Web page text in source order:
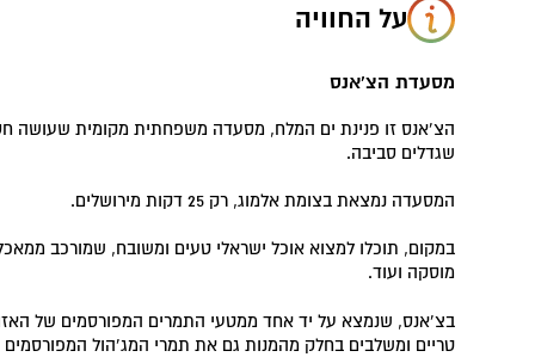
על החוויה
מסעדת הצ'אנס
הצ’אנס זו פנינת ים המלח, מסעדה משפחתית מקומית שעושה
שגדלים סביבה.
המסעדה נמצאת בצומת אלמוג, רק 25 דקות מירושלים.
במקום, תוכלו למצוא אוכל ישראלי טעים ומשובח, שמורכב
מוסקה ועוד.
בצ’אנס, שנמצא על יד אחד ממטעי התמרים המפורסמים של
טריים ומשלבים בחלק מהמנות גם את תמרי המג’הול המפורסמים